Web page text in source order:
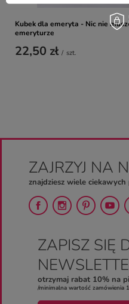
Kubek dla emeryta - Nic nie
emeryturze
22,50 zł / szt.
ZAJRZYJ NA
znajdziesz wiele
ZAPISZ SIĘ
otrzymaj rabat 10% na
/minimalna wartość zamówienia